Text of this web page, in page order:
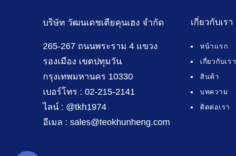
บริษัท วัฒนเดชเตียคุนเฮง จำกัด
265-267 ถนนพระราม 4 แขวง
รองเมือง เขตปทุมวัน
กรุงเทพมหานคร 10330
เบอร์โทร : 02-215-2141
ไลน์ : @tkh1974
อีเมล : sales@teokhunheng.com
เกี่ยวกับเรา
หน้าแรก
เกี่ยวกับเรา
สินค้า
บทความ
ติดต่อเรา